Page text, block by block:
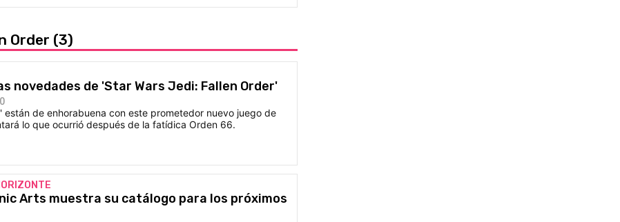
Order (3)
novedades de 'Star Wars Jedi: Fallen Order'
están de enhorabuena con este prometedor nuevo juego de
lo que ocurrió después de la fatídica Orden 66.
Arts muestra su catálogo para los próximos